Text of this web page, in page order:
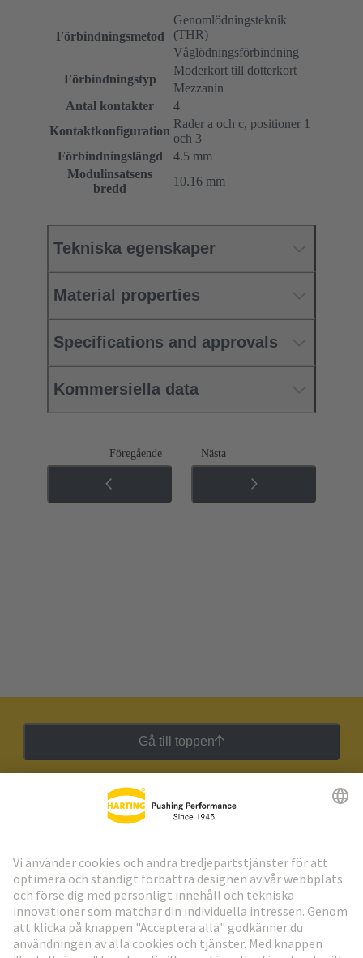
Förbindningsmetod
Genomlödningsteknik
(THR)
Våglödningsförbindning
Förbindningstyp
Moderkort till dotterkort
Mezzanin
Antal kontakter
4
Kontaktkonfiguration
Rader a och c, positioner 1
och 3
Förbindningslängd
4.5 mm
Modulinsatsens
bredd
10.16 mm
Tekniska egenskaper
Material properties
Specifications and approvals
Kommersiella data
Föregående Nästa
Gå till toppen
HARTING:s nyhetsbrev
Gå till registrering